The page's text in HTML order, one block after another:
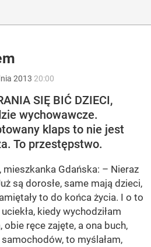
2013 20:00
SIĘ BIĆ DZIECI,
wychowawcze.
klaps to nie jest
To przestępstwo.
mieszkanka Gdańska: – Nieraz
są dorosłe, same mają dzieci,
to do końca życia. I o to
kiedy wychodziłam
ręce zajęte, a ona buch,
to myślałam,